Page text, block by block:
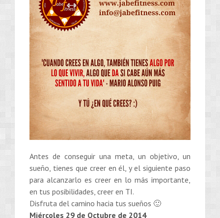
Antes de conseguir una meta, un objetivo, un
sueño, tienes que creer en él, y el siguiente paso
para alcanzarlo es creer en lo más importante,
en tus posibilidades, creer en TI.
Disfruta del camino hacia tus sueños 🙂
Miércoles 29 de Octubre de 2014